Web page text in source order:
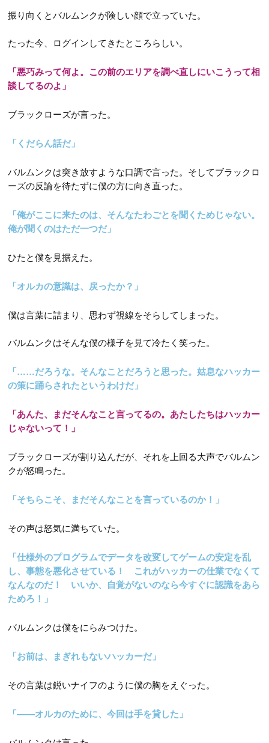
振り向くとバルムンクが険しい顔で立っていた。
たった今、ログインしてきたところらしい。
「悪巧みって何よ。この前のエリアを調べ直しにいこうって相
談してるのよ」
ブラックローズが言った。
「くだらん話だ」
バルムンクは突き放すような口調で言った。そしてブラックロ
ーズの反論を待たずに僕の方に向き直った。
「俺がここに来たのは、そんなたわごとを聞くためじゃない。
俺が聞くのはただ一つだ」
ひたと僕を見据えた。
「オルカの意識は、戻ったか？」
僕は言葉に詰まり、思わず視線をそらしてしまった。
バルムンクはそんな僕の様子を見て冷たく笑った。
「……だろうな。そんなことだろうと思った。姑息なハッカー
の策に踊らされたというわけだ」
「あんた、まだそんなこと言ってるの。あたしたちはハッカー
じゃないって！」
ブラックローズが割り込んだが、それを上回る大声でバルムン
クが怒鳴った。
「そちらこそ、まだそんなことを言っているのか！」
その声は怒気に満ちていた。
「仕様外のプログラムでデータを改変してゲームの安定を乱
し、事態を悪化させている！ これがハッカーの仕業でなくて
なんなのだ！ いいか、自覚がないのなら今すぐに認識をあら
ためろ！」
バルムンクは僕をにらみつけた。
「お前は、まぎれもないハッカーだ」
その言葉は鋭いナイフのように僕の胸をえぐった。
「――オルカのために、今回は手を貸した」